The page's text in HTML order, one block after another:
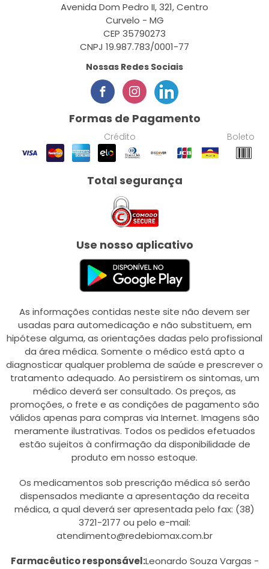
Avenida Dom Pedro II, 321, Centro
Curvelo - MG
CEP 35790273
CNPJ 19.987.783/0001-77
Nossas Redes Sociais
Formas de Pagamento
Crédito Boleto
Total segurança
Use nosso aplicativo
As informações contidas neste site não devem ser
usadas para automedicação e não substituem, em
hipótese alguma, as orientações dadas pelo profissional
da área médica. Somente o médico está apto a
diagnosticar qualquer problema de saúde e prescrever o
tratamento adequado. Ao persistirem os sintomas, um
médico deverá ser consultado. Os preços, as
promoções, o frete e as condições de pagamento são
válidos apenas para compras via Internet. Imagens são
meramente ilustrativas. Todos os pedidos efetuados
estão sujeitos à confirmação da disponibilidade de
produto em nosso estoque.
Os medicamentos sob prescrição médica só serão
dispensados mediante a apresentação da receita
médica, a qual deverá ser apresentada pelo fax: (38)
3721-2177 ou pelo e-mail:
atendimento@redebiomax.com.br
Farmacêutico responsável:Leonardo Souza Vargas -